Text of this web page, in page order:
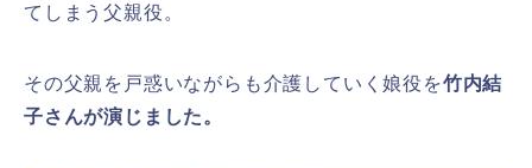
てしまう父親役。
その父親を戸惑いながらも介護していく娘役を竹内結
子さんが演じました。